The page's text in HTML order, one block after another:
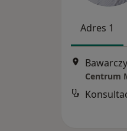
Adres 1
Centrum